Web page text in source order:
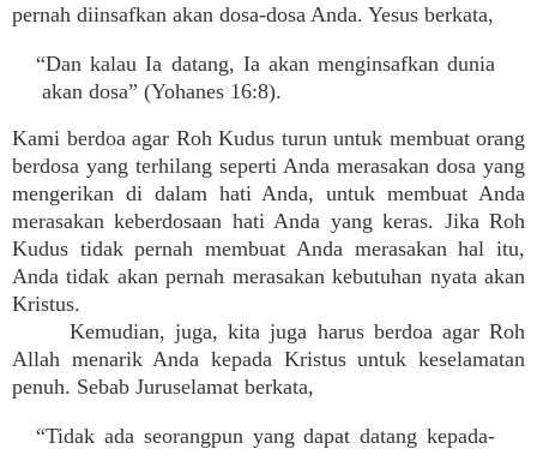
pernah diinsafkan akan dosa-dosa Anda. Yesus berkata,
“Dan kalau Ia datang, Ia akan menginsafkan dunia
akan dosa” (Yohanes 16:8).
Kami berdoa agar Roh Kudus turun untuk membuat orang
berdosa yang terhilang seperti Anda merasakan dosa yang
mengerikan di dalam hati Anda, untuk membuat Anda
merasakan keberdosaan hati Anda yang keras. Jika Roh
Kudus tidak pernah membuat Anda merasakan hal itu,
Anda tidak akan pernah merasakan kebutuhan nyata akan
Kristus.
Kemudian, juga, kita juga harus berdoa agar Roh
Allah menarik Anda kepada Kristus untuk keselamatan
penuh. Sebab Juruselamat berkata,
“Tidak ada seorangpun yang dapat datang kepada-